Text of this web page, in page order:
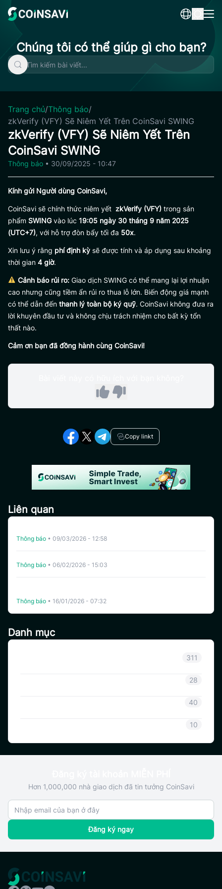
content
Chúng tôi có thể giúp gì cho bạn?
Trang chủ/Thông báo/
zkVerify (VFY) Sẽ Niêm Yết Trên CoinSavi SWING
Danh mục
311
28
40
10
zkVerify (VFY) Sẽ Niêm Yết Trên
CoinSavi SWING
Thông báo • 30/09/2025 - 10:47
Kính gửi Người dùng CoinSavi,
CoinSavi sẽ chính thức niêm yết zkVerify (VFY) trong sản
phẩm SWINGvào lúc 19:05 ngày 30 tháng 9 năm 2025
(UTC+7), với hỗ trợ đòn bẩy tối đa 50x.
Xin lưu ý rằng phí định kỳ sẽ được tính và áp dụng sau khoảng
thời gian 4 giờ.
Cảnh báo rủi ro: Giao dịch SWING có thể mang lại lợi nhuận
cao nhưng cũng tiềm ẩn rủi ro thua lỗ lớn. Biến động giá mạnh
có thể dẫn đến thanh lý toàn bộ ký quỹ. CoinSavi không đưa ra
lời khuyên đầu tư và không chịu trách nhiệm cho bất kỳ tổn
thất nào.
Cảm ơn bạn đã đồng hành cùng CoinSavi!
Copy linkt
Liên quan
Thông báo • 09/03/2026 - 12:58
Thông báo • 06/02/2026 - 15:03
Thông báo • 16/01/2026 - 07:32
Hơn 1,000,000 nhà giao dịch đã tin tưởng CoinSavi
Đăng ký ngay